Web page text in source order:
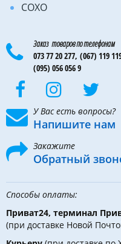
COXO
Заказ товаров по телефонам
073 77 20 277, (067) 119
(095) 056 056 9
У Вас есть вопросы?
Напишите нам
Закажите
Обратный
Способы оплаты:
Приват24, терминал
(при доставке Новой